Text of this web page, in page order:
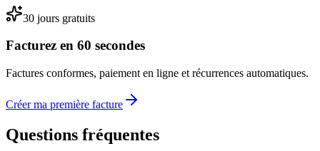
30 jours gratuits
Facturez en 60 secondes
Factures conformes, paiement en ligne et récurrences automatiques.
Créer ma première facture
Questions fréquentes